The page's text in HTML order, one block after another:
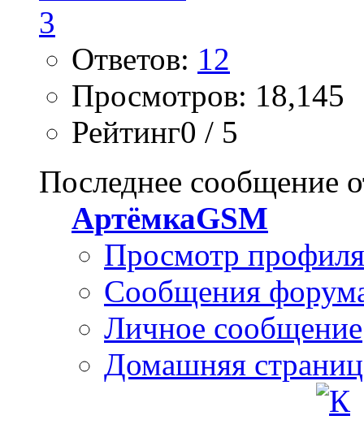
Ответов: 12
Просмотров: 18,145
Рейтинг0 / 5
Последнее сообщение
АртёмкаGSM
Просмотр профиля
Сообщения
Личное сообщение
Домашняя